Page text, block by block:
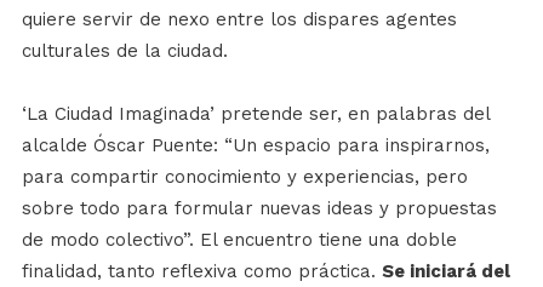
quiere servir de nexo entre los dispares agentes
culturales de la ciudad.
‘La Ciudad Imaginada’ pretende ser, en palabras del
alcalde Óscar Puente: “Un espacio para inspirarnos,
para compartir conocimiento y experiencias, pero
sobre todo para formular nuevas ideas y propuestas
de modo colectivo”. El encuentro tiene una doble
finalidad, tanto reflexiva como práctica. Se iniciará del